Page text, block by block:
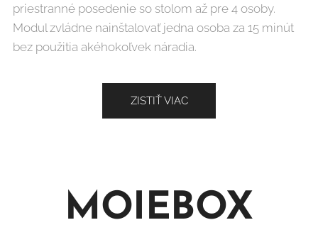
priestranné posedenie so stolom až pre 4 osoby.
Modul zvládne nainštalovať jedna osoba za 15 minút
bez použitia akéhokoľvek náradia.
ZISTIŤ VIAC
MOIEBOX